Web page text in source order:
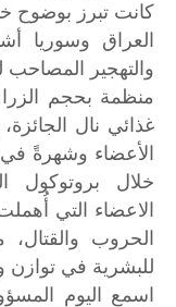
كانت تبرز بوضوح
العراق وسوريا
والتهجير المصاحب
منظمة بحجم
غذائي نال
الأعضاء وشهرةً في
خلال بروتوكول
الاعضاء التي
الحروب
للبشرية في توازن
اسمع اليوم